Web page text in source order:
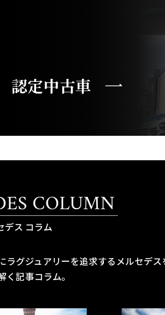
認定中古車
COLUMN
デス コラム
グジュアリーを追求するメルセデス
記事コラム。